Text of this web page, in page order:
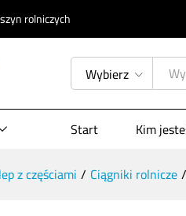
rolniczych
Wybierz
Start Kim
z częściami / Ciągniki rolnicze/
Specyfikacja